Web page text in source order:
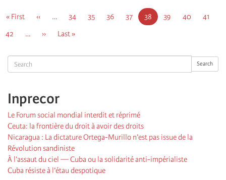
Search Search
Inprecor
Le Forum social mondial interdit et réprimé
Ceuta: la frontière du droit à avoir des droits
Nicaragua : La dictature Ortega-Murillo n’est pas issue de la
Révolution sandiniste
À l’assaut du ciel — Cuba ou la solidarité anti-impérialiste
Cuba résiste à l’étau despotique
First
« First
Page
‹‹ … Page
34 Page
35 Page
36 Page
37
Page
courante
38 Page
39 Page
40 Page
41
Page
42 …
Page
››
Dernière
Last »